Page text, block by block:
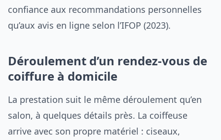
confiance aux recommandations personnelles
qu’aux avis en ligne selon l’IFOP (2023).
Déroulement d’un rendez-vous de
coiffure à domicile
La prestation suit le même déroulement qu’en
salon, à quelques détails près. La coiffeuse
arrive avec son propre matériel : ciseaux,